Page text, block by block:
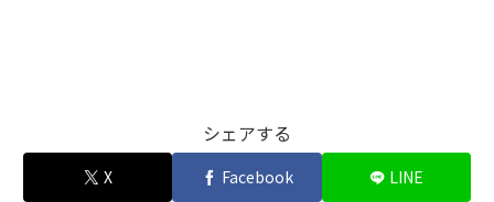
シェアする
X Facebook LINE